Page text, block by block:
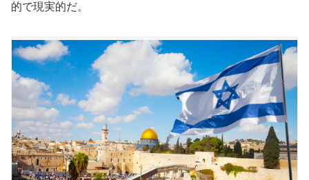
的で現実的だ。